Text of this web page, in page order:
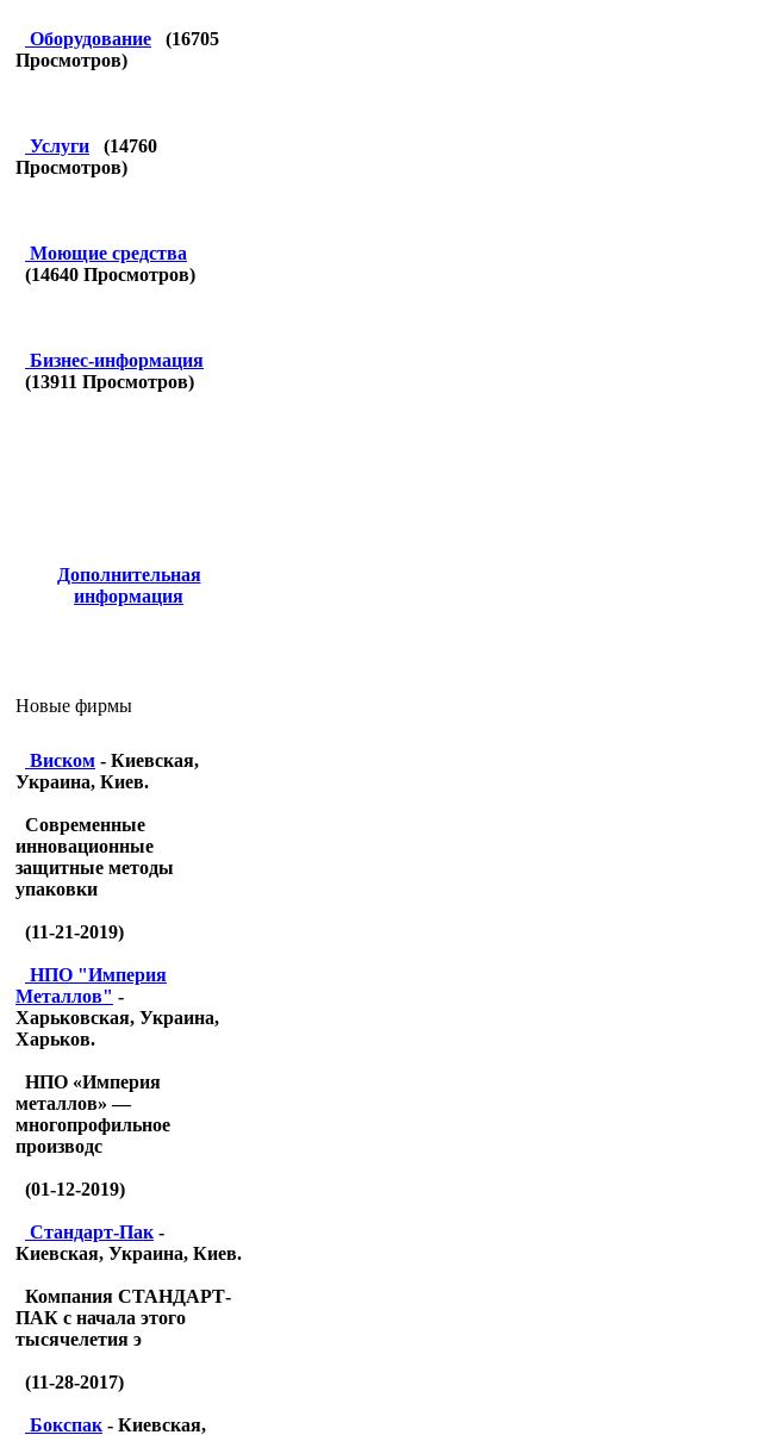
Оборудование (16705
Просмотров)
Услуги (14760
Просмотров)
Моющие средства
(14640 Просмотров)
Бизнес-информация
(13911 Просмотров)
Дополнительная
информация
Новые фирмы
Виском - Киевская,
Украина, Киев.
Современные
инновационные
защитные методы
упаковки
(11-21-2019)
НПО "Империя
Металлов" -
Харьковская, Украина,
Харьков.
НПО «Империя
металлов» —
многопрофильное
производс
(01-12-2019)
Стандарт-Пак -
Киевская, Украина, Киев.
Компания СТАНДАРТ-
ПАК с начала этого
тысячелетия э
(11-28-2017)
Бокспак - Киевская,